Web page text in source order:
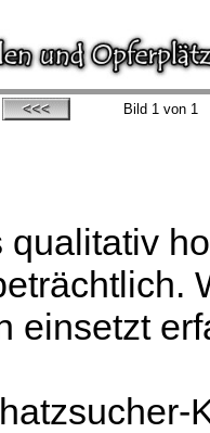
Bild 1 von 1
qualitativ
einsetzt